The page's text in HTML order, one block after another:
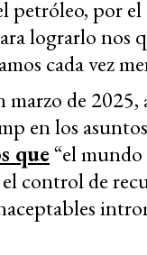
petróleo, por
lograrlo nos
cada vez
marzo de
en los
que“el
control de